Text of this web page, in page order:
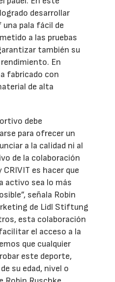
desarrollar
pala fácil de
a las pruebas
también su
En
fabricado con
de alta
debe
para ofrecer un
a la calidad ni al
de la colaboración
es hacer que
activo sea lo más
señala Robin
de Lidl Stiftung
esta colaboración
el acceso a la
que cualquier
este deporte,
su edad, nivel o